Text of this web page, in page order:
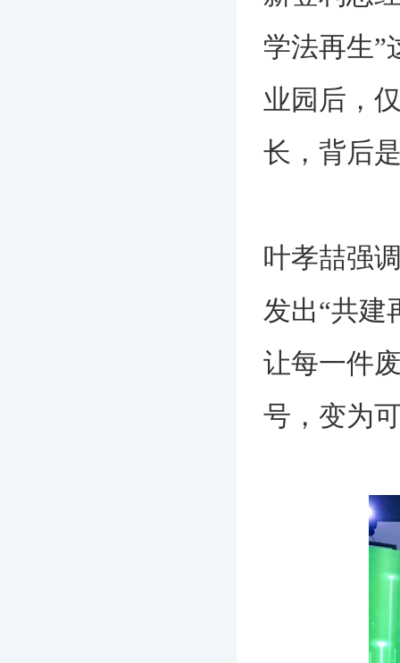
学法再生”
业园后，
长，背后
叶孝喆强
发出“共建
让每一件
号，变为